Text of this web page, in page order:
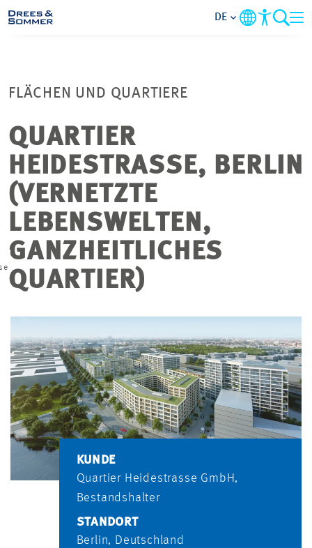
UNTERNEHMEN
IM FOKUS
KARRIERE
PROJEKTE
DE
FLÄCHEN UND QUARTIERE
QUARTIER
HEIDESTRASSE, BERLIN
(VERNETZTE
LEBENSWELTEN,
GANZHEITLICHES
QUARTIER)
KUNDE
Quartier Heidestrasse GmbH,
Bestandshalter
STANDORT
Berlin, Deutschland